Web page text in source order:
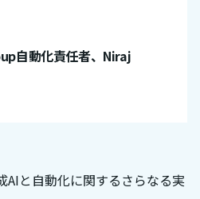
自動化責任者、Niraj
AIと自動化に関するさらなる実